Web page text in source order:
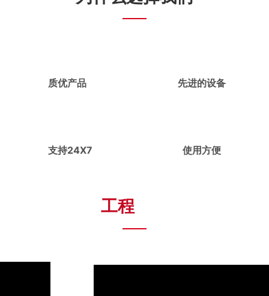
质优产品 先进的设备
支持24X7 使用方便
工程